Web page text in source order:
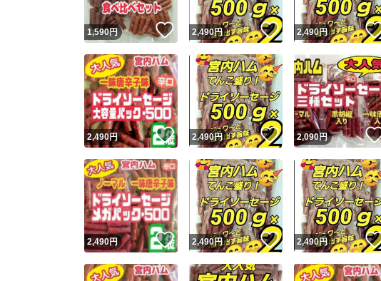
1,590円 いいね！
2,490円 いいね！
2,490円
2,490円 いいね！
2,490円 いいね！
2,090円
2,490円 いいね！
2,490円 いいね！
2,490円